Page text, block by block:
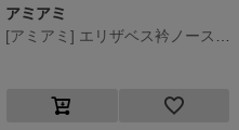
アミアミ